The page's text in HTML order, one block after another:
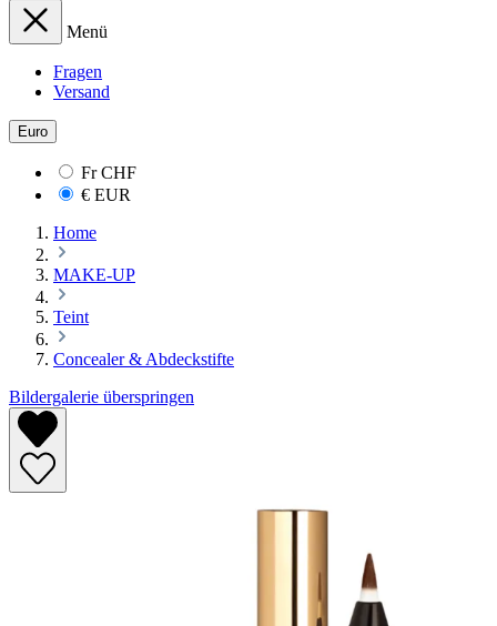
Menü
Fragen
Versand
Euro
FrCHF
€ EUR
Home
MAKE-UP
Teint
Concealer & Abdeckstifte
Bildergalerie überspringen